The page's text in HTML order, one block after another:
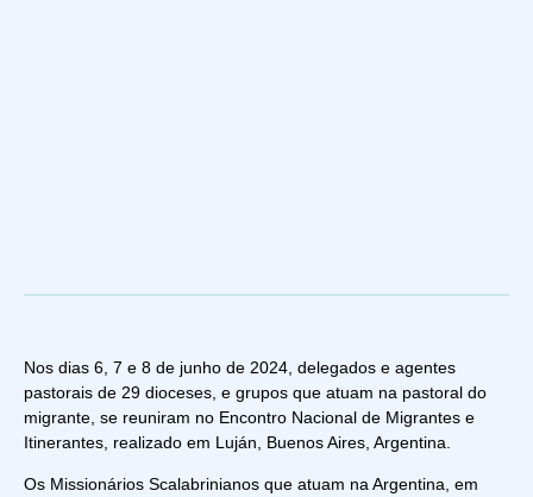
Nos dias 6, 7 e 8 de junho de 2024, delegados e agentes
pastorais de 29 dioceses, e grupos que atuam na pastoral do
migrante, se reuniram no Encontro Nacional de Migrantes e
Itinerantes, realizado em Luján, Buenos Aires, Argentina.
Os Missionários Scalabrinianos que atuam na Argentina, em